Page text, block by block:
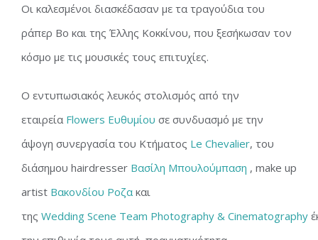
Οι καλεσμένοι διασκέδασαν με τα τραγούδια του
ράπερ Bo και της Έλλης Κοκκίνου, που ξεσήκωσαν τον
κόσμο με τις μουσικές τους επιτυχίες.
Ο εντυπωσιακός λευκός στολισμός από την
εταιρεία Flowers Ευθυμίου σε συνδυασμό με την
άψογη συνεργασία του Κτήματος Le Chevalier, του
διάσημου hairdresser Βασίλη Μπουλούμπαση , make up
artist Βακονδίου Ροζα και
της Wedding Scene Team Photography & Cinematography